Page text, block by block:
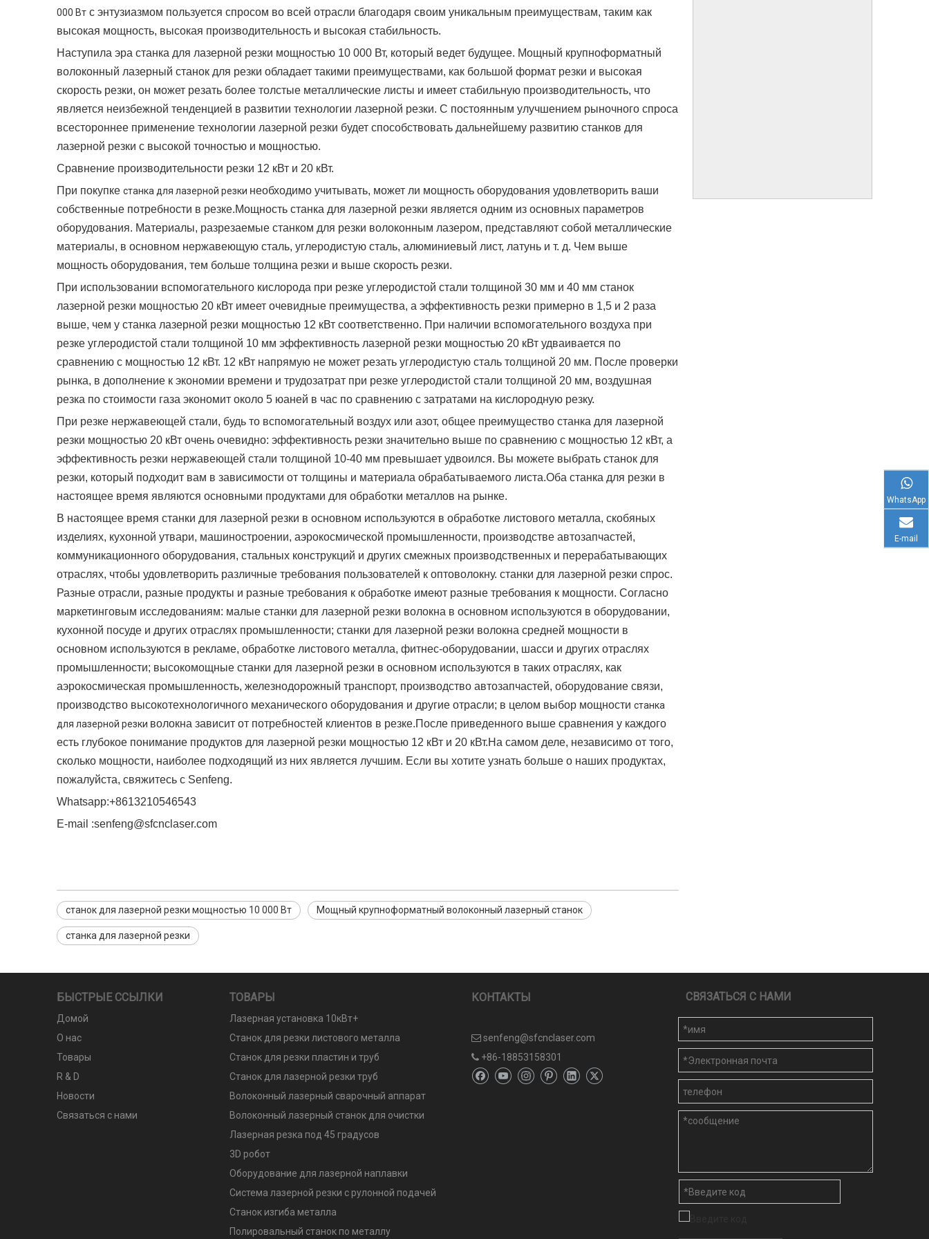
000 Вт с энтузиазмом пользуется спросом во всей отрасли благодаря своим уникальным преимуществам, таким как
высокая мощность, высокая производительность и высокая стабильность.
Наступила эра станка для лазерной резки мощностью 10 000 Вт, который ведет будущее. Мощный крупноформатный
волоконный лазерный станок для резки обладает такими преимуществами, как большой формат резки и высокая
скорость резки, он может резать более толстые металлические листы и имеет стабильную производительность, что
является неизбежной тенденцией в развитии технологии лазерной резки. С постоянным улучшением рыночного спроса
всестороннее применение технологии лазерной резки будет способствовать дальнейшему развитию станков для
лазерной резки с высокой точностью и мощностью.
Сравнение производительности резки 12 кВт и 20 кВт.
При покупке станка для лазерной резки необходимо учитывать, может ли мощность оборудования удовлетворить ваши
собственные потребности в резке.Мощность станка для лазерной резки является одним из основных параметров
оборудования. Материалы, разрезаемые станком для резки волоконным лазером, представляют собой металлические
материалы, в основном нержавеющую сталь, углеродистую сталь, алюминиевый лист, латунь и т. д. Чем выше
мощность оборудования, тем больше толщина резки и выше скорость резки.
При использовании вспомогательного кислорода при резке углеродистой стали толщиной 30 мм и 40 мм станок
лазерной резки мощностью 20 кВт имеет очевидные преимущества, а эффективность резки примерно в 1,5 и 2 раза
выше, чем у станка лазерной резки мощностью 12 кВт соответственно. При наличии вспомогательного воздуха при
резке углеродистой стали толщиной 10 мм эффективность лазерной резки мощностью 20 кВт удваивается по
сравнению с мощностью 12 кВт. 12 кВт напрямую не может резать углеродистую сталь толщиной 20 мм. После проверки
рынка, в дополнение к экономии времени и трудозатрат при резке углеродистой стали толщиной 20 мм, воздушная
резка по стоимости газа экономит около 5 юаней в час по сравнению с затратами на кислородную резку.
При резке нержавеющей стали, будь то вспомогательный воздух или азот, общее преимущество станка для лазерной
резки мощностью 20 кВт очень очевидно: эффективность резки значительно выше по сравнению с мощностью 12 кВт, а
эффективность резки нержавеющей стали толщиной 10-40 мм превышает удвоился. Вы можете выбрать станок для
резки, который подходит вам в зависимости от толщины и материала обрабатываемого листа.Оба станка для резки в
настоящее время являются основными продуктами для обработки металлов на рынке.
В настоящее время станки для лазерной резки в основном используются в обработке листового металла, скобяных
изделиях, кухонной утвари, машиностроении, аэрокосмической промышленности, производстве автозапчастей,
коммуникационного оборудования, стальных конструкций и других смежных производственных и перерабатывающих
отраслях, чтобы удовлетворить различные требования пользователей к оптоволокну. станки для лазерной резки спрос.
Разные отрасли, разные продукты и разные требования к обработке имеют разные требования к мощности. Согласно
маркетинговым исследованиям: малые станки для лазерной резки волокна в основном используются в оборудовании,
кухонной посуде и других отраслях промышленности; станки для лазерной резки волокна средней мощности в
основном используются в рекламе, обработке листового металла, фитнес-оборудовании, шасси и других отраслях
промышленности; высокомощные станки для лазерной резки в основном используются в таких отраслях, как
аэрокосмическая промышленность, железнодорожный транспорт, производство автозапчастей, оборудование связи,
производство высокотехнологичного механического оборудования и другие отрасли; в целом выбор мощности станка
для лазерной резки волокна зависит от потребностей клиентов в резке.После приведенного выше сравнения у каждого
есть глубокое понимание продуктов для лазерной резки мощностью 12 кВт и 20 кВт.На самом деле, независимо от того,
сколько мощности, наиболее подходящий из них является лучшим. Если вы хотите узнать больше о наших продуктах,
пожалуйста, свяжитесь с Senfeng.
Whatsapp:+8613210546543
E-mail :senfeng@sfcnclaser.com
станок для лазерной резки мощностью 10 000 Вт Мощный крупноформатный волоконный лазерный станок
станка для лазерной резки
БЫСТРЫЕ ССЫЛКИ
Домой
О нас
Товары
R & D
Новости
Связаться с нами
ТОВАРЫ
Лазерная установка 10кВт+
Станок для резки листового металла
Станок для резки пластин и труб
Станок для лазерной резки труб
Волоконный лазерный сварочный аппарат
Волоконный лазерный станок для очистки
Лазерная резка под 45 градусов
3D робот
Оборудование для лазерной наплавки
Система лазерной резки с рулонной подачей
Станок изгиба металла
Полировальный станок по металлу
КОНТАКТЫ
 senfeng@sfcnclaser.com
 +86-18853158301
СВЯЗАТЬСЯ С НАМИ
WhatsApp
E-mail